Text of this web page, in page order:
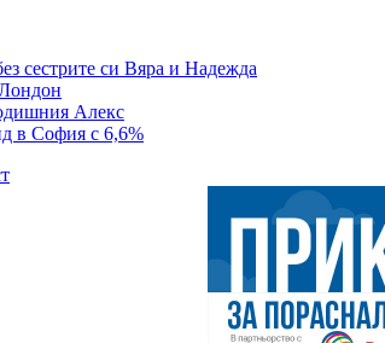
сестрите си Вяра и Надежда
Алекс
в София с 6,6%